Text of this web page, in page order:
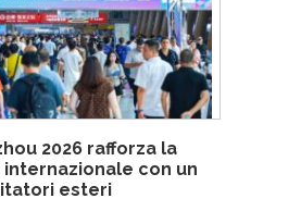
2026 rafforza la
con un
esteri